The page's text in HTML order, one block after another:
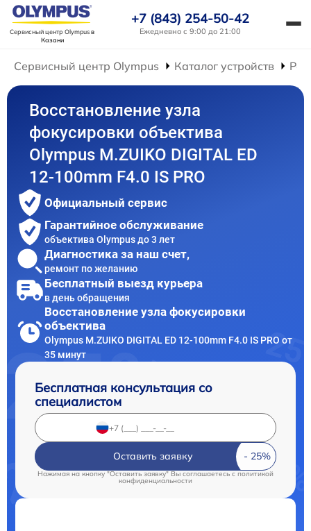
Сервисный центр Olympusв
Казани
+7 (843) 254-50-42
Ежедневно с 9:00 до 21:00
Сервисный центр Olympus Каталог устройств
Восстановление узла
фокусировки объектива
Olympus M.ZUIKO DIGITAL ED
12‑100mm F4.0 IS PRO
Официальный сервис
Гарантийное обслуживание
объектива Olympus до 3 лет
Диагностика за наш счет,
ремонт по желанию
Бесплатный выезд курьера
в день обращения
Восстановление узла фокусировки
объектива
Olympus M.ZUIKO DIGITAL ED 12‑100mm F4.0 IS PRO от
35 минут
Бесплатная консультация со
специалистом
Оставить заявку
Нажимая на кнопку "Оставить заявку" Вы соглашаетесь c политикой
конфиденциальности